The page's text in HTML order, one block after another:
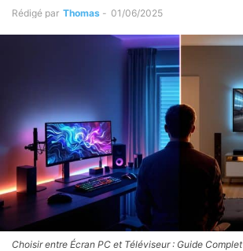
Rédigé par Thomas - 01/06/2025
Choisir entre Écran PC et Téléviseur : Guide Complet